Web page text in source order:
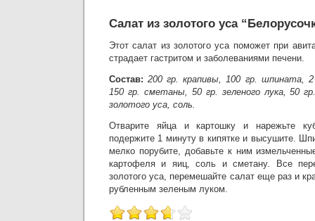
Салат из золотого уса
Этот салат из золотого уса поможет при
страдает гастритом и заболеваниями печени.
Состав:200 гр. крапивы, 100 гр. шпината,
150 гр. сметаны, 50 гр. зеленого лука, 50
золотого уса, соль.
Отварите яйца и картошку и нарежьте
подержите 1 минуту в кипятке и высушите.
мелко порубите, добавьте к ним
картофеля и яиц, соль и сметану. Все
золотого уса, перемешайте салат еще раз и
рубленным зеленым луком.